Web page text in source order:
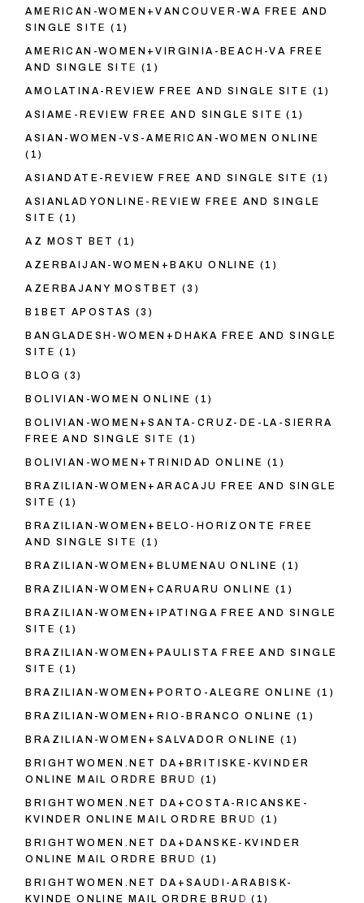
AMERICAN-WOMEN+VANCOUVER-WA FREE AND
SINGLE SITE (1)
AMERICAN-WOMEN+VIRGINIA-BEACH-VA FREE
AND SINGLE SITE (1)
AMOLATINA-REVIEW FREE AND SINGLE SITE (1)
ASIAME-REVIEW FREE AND SINGLE SITE (1)
ASIAN-WOMEN-VS-AMERICAN-WOMEN ONLINE
(1)
ASIANDATE-REVIEW FREE AND SINGLE SITE (1)
ASIANLADYONLINE-REVIEW FREE AND SINGLE
SITE (1)
AZ MOST BET (1)
AZERBAIJAN-WOMEN+BAKU ONLINE (1)
AZERBAJANY MOSTBET (3)
B1BET APOSTAS (3)
BANGLADESH-WOMEN+DHAKA FREE AND SINGLE
SITE (1)
BLOG (3)
BOLIVIAN-WOMEN ONLINE (1)
BOLIVIAN-WOMEN+SANTA-CRUZ-DE-LA-SIERRA
FREE AND SINGLE SITE (1)
BOLIVIAN-WOMEN+TRINIDAD ONLINE (1)
BRAZILIAN-WOMEN+ARACAJU FREE AND SINGLE
SITE (1)
BRAZILIAN-WOMEN+BELO-HORIZONTE FREE
AND SINGLE SITE (1)
BRAZILIAN-WOMEN+BLUMENAU ONLINE (1)
BRAZILIAN-WOMEN+CARUARU ONLINE (1)
BRAZILIAN-WOMEN+IPATINGA FREE AND SINGLE
SITE (1)
BRAZILIAN-WOMEN+PAULISTA FREE AND SINGLE
SITE (1)
BRAZILIAN-WOMEN+PORTO-ALEGRE ONLINE (1)
BRAZILIAN-WOMEN+RIO-BRANCO ONLINE (1)
BRAZILIAN-WOMEN+SALVADOR ONLINE (1)
BRIGHTWOMEN.NET DA+BRITISKE-KVINDER
ONLINE MAIL ORDRE BRUD (1)
BRIGHTWOMEN.NET DA+COSTA-RICANSKE-
KVINDER ONLINE MAIL ORDRE BRUD (1)
BRIGHTWOMEN.NET DA+DANSKE-KVINDER
ONLINE MAIL ORDRE BRUD (1)
BRIGHTWOMEN.NET DA+SAUDI-ARABISK-
KVINDE ONLINE MAIL ORDRE BRUD (1)